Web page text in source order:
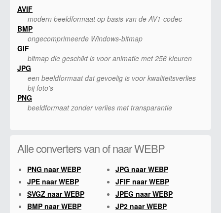
AVIF
modern beeldformaat op basis van de AV1-codec
BMP
ongecomprimeerde Windows-bitmap
GIF
bitmap die geschikt is voor animatie met 256 kleuren
JPG
een beeldformaat dat gevoelig is voor kwaliteitsverlies
bij foto's
PNG
beeldformaat zonder verlies met transparantie
Alle converters van of naar WEBP
PNG naar WEBP
JPG naar WEBP
JPE naar WEBP
JFIF naar WEBP
SVGZ naar WEBP
JPEG naar WEBP
BMP naar WEBP
JP2 naar WEBP